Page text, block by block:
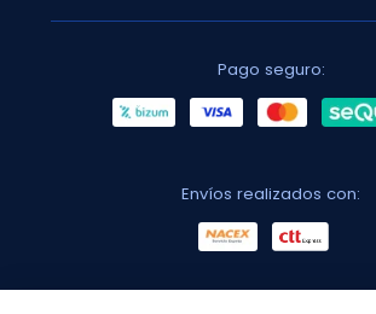
Pago seguro:
Envíos realizados con: